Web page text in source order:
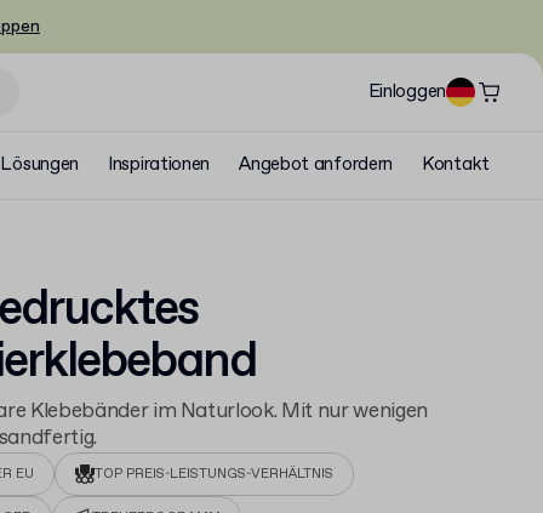
Einloggen
Lösungen Inspirationen Angebot anfordern Kontakt
Klebebänder im Naturlook. Mit nur wenigen
EU TOP PREIS-LEISTUNGS-VERHÄLTNIS